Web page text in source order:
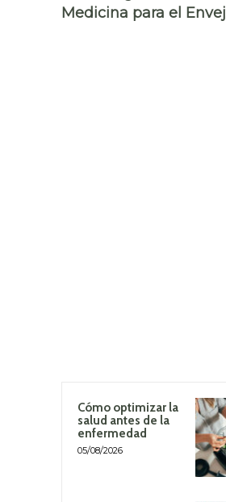
Medicina para el
Cómo optimizar la
salud antes de la
enfermedad
05/08/2026